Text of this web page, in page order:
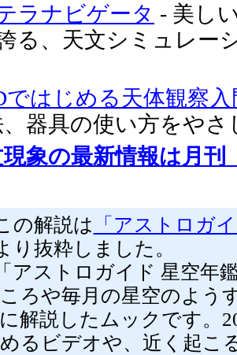
ラナビゲータ - 美し
る、天文シミュレー
ではじめる天体観察入
器具の使い方をやさ
現象の最新情報は月
の解説は 「アストロガ
り抜粋しました。
「アストロガイド 星空年
ろや毎月の星空のよう
解説したムックです。
るビデオや、近く起こ